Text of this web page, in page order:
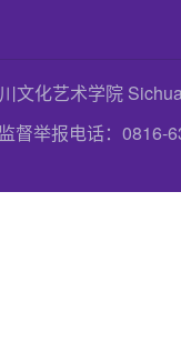
文化艺术学院
督举报电话：